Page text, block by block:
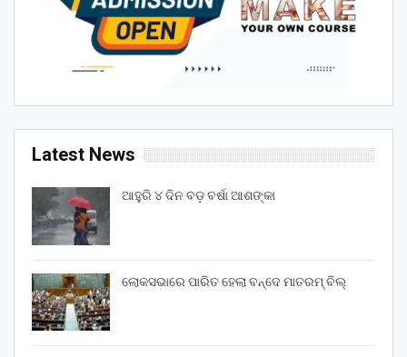
Latest News
ଆହୁରି ୪ ଦିନ ବଡ଼ ବର୍ଷା ଆଶଙ୍କା
ଲୋକସଭାରେ ପାରିତ ହେଲା ବନ୍ଦେ ମାତରମ୍‌ ବିଲ୍‌